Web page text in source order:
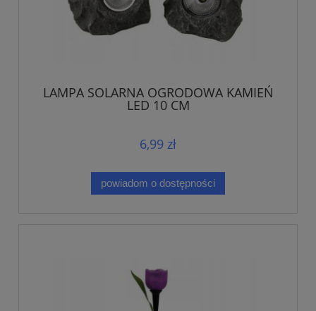
LAMPA SOLARNA OGRODOWA KAMIEŃ
LED 10 CM
6,99 zł
powiadom o dostępności